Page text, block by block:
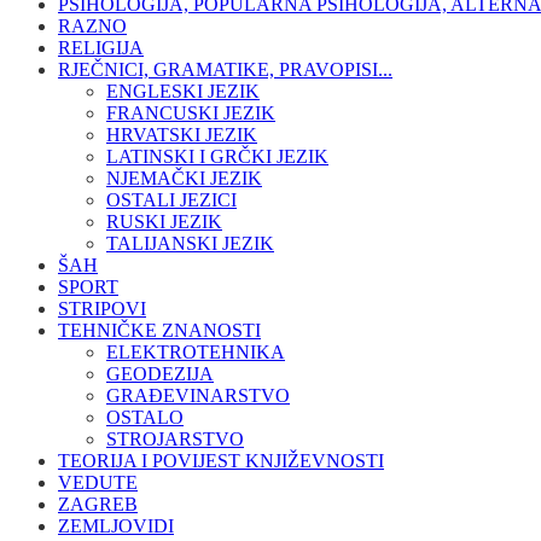
PSIHOLOGIJA, POPULARNA PSIHOLOGIJA,
RAZNO
RELIGIJA
RJEČNICI, GRAMATIKE, PRAVOPISI...
ENGLESKI JEZIK
FRANCUSKI JEZIK
HRVATSKI JEZIK
LATINSKI I GRČKI JEZIK
NJEMAČKI JEZIK
OSTALI JEZICI
RUSKI JEZIK
TALIJANSKI JEZIK
ŠAH
SPORT
STRIPOVI
TEHNIČKE ZNANOSTI
ELEKTROTEHNIKA
GEODEZIJA
GRAĐEVINARSTVO
OSTALO
STROJARSTVO
TEORIJA I POVIJEST KNJIŽEVNOSTI
VEDUTE
ZAGREB
ZEMLJOVIDI